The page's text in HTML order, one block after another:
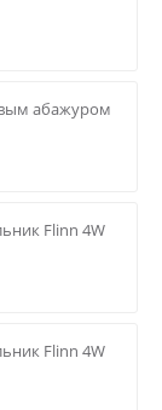
абажуром
Flinn 4W
Flinn 4W